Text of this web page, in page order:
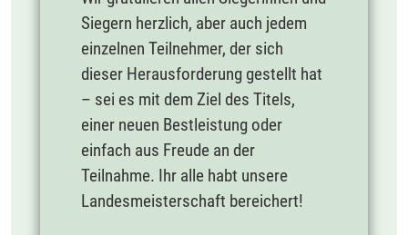
Siegern herzlich, aber auch jedem
einzelnen Teilnehmer, der sich
dieser Herausforderung gestellt hat
– sei es mit dem Ziel des Titels,
einer neuen Bestleistung oder
einfach aus Freude an der
Teilnahme. Ihr alle habt unsere
Landesmeisterschaft bereichert!